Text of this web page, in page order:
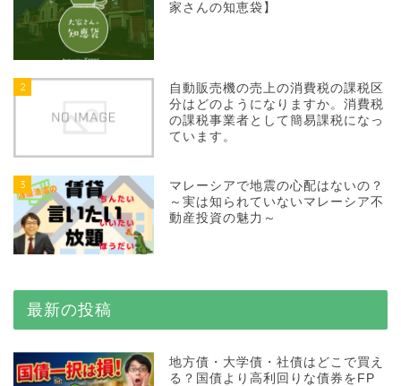
家さんの知恵袋】
2
自動販売機の売上の消費税の課税区
分はどのようになりますか。消費税
の課税事業者として簡易課税になっ
ています。
3
マレーシアで地震の心配はないの？
～実は知られていないマレーシア不
動産投資の魅力～
最新の投稿
地方債・大学債・社債はどこで買え
る？国債より高利回りな債券をFP